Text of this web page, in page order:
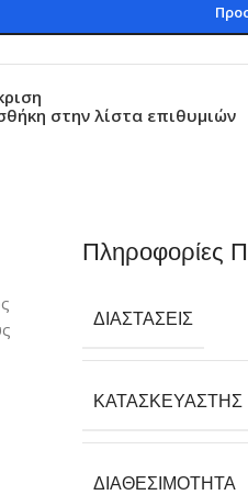
στην λίστα επιθυμιών
Πληροφορίες
ΔΙΑΣΤΆΣΕΙΣ
ΚΑΤΑΣΚΕΥΑΣΤΉΣ
ΔΙΑΘΕΣΙΜΌΤΗΤΑ